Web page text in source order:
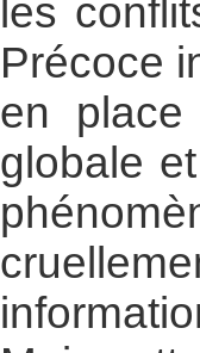
les
Précoce
en place
globale